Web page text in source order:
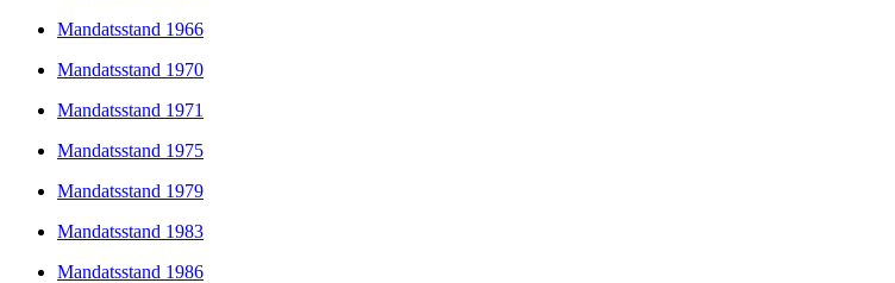
Mandatsstand 1966
Mandatsstand 1970
Mandatsstand 1971
Mandatsstand 1975
Mandatsstand 1979
Mandatsstand 1983
Mandatsstand 1986